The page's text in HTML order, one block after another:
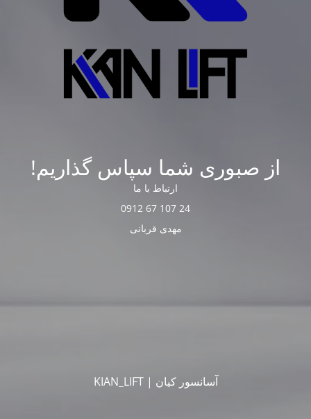
از صبوری شما سپاس گذاریم!
ارتباط با ما
24 107 67 0912
مهدی قربانی
آسانسور کیان | KIAN_LIFT